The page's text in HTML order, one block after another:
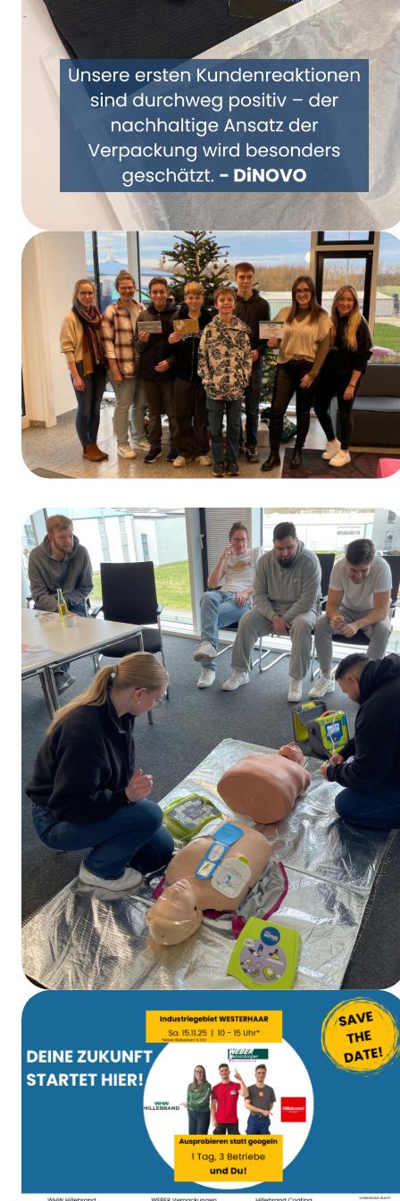
Repensemos juntos el embalaje: DiNOVO se
pasa a los envases de papel
Ganadores del sorteo del Día de la
Formación
Curso de primeros auxilios